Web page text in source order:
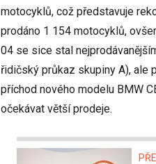
motocyklů, což představuje
prodáno 1 154 motocyklů,
04 se sice stal
řidičský průkaz skupiny A), ale
příchod nového modelu BMW
očekávat větší prodeje.